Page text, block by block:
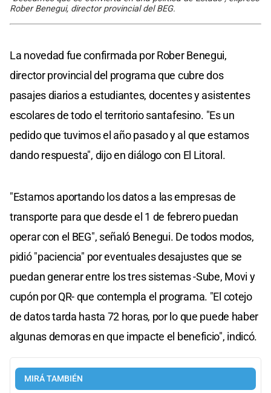
Rober Benegui, director provincial del BEG.
La novedad fue confirmada por Rober Benegui,
director provincial del programa que cubre dos
pasajes diarios a estudiantes, docentes y asistentes
escolares de todo el territorio santafesino. "Es un
pedido que tuvimos el año pasado y al que estamos
dando respuesta", dijo en diálogo con El Litoral.
"Estamos aportando los datos a las empresas de
transporte para que desde el 1 de febrero puedan
operar con el BEG", señaló Benegui. De todos modos,
pidió "paciencia" por eventuales desajustes que se
puedan generar entre los tres sistemas -Sube, Movi y
cupón por QR- que contempla el programa. "El cotejo
de datos tarda hasta 72 horas, por lo que puede haber
algunas demoras en que impacte el beneficio", indicó.
MIRÁ TAMBIÉN